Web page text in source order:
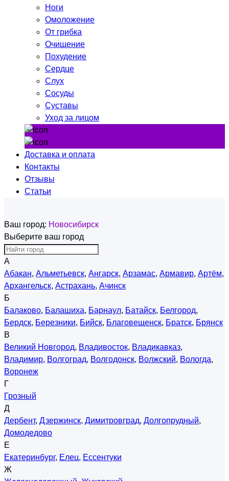
Ноги
Омоложение
От грибка
Очищение
Похудение
Сердце
Слух
Сосуды
Суставы
Уход за лицом
Доставка и оплата
Контакты
Отзывы
Статьи
Ваш город: Новосибирск
Выберите ваш город
А
Абакан, Альметьевск, Ангарск, Арзамас, Армавир, Артём,
Архангельск, Астрахань, Ачинск
Б
Балаково, Балашиха, Барнаул, Батайск, Белгород,
Бердск, Березники, Бийск, Благовещенск, Братск, Брянск
В
Великий Новгород, Владивосток, Владикавказ,
Владимир, Волгоград, Волгодонск, Волжский, Вологда,
Воронеж
Г
Грозный
Д
Дербент, Дзержинск, Димитровград, Долгопрудный,
Домодедово
Е
Екатеринбург, Елец, Ессентуки
Ж